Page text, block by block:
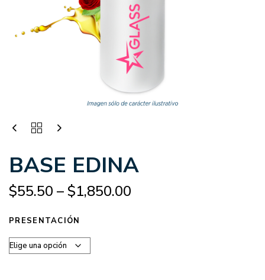
BASE EDINA
$55.50 –$1,850.00
PRESENTACIÓN